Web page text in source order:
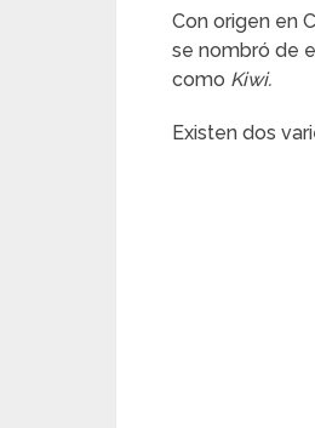
Con origen en
se nombró de
como Kiwi.
Existen dos